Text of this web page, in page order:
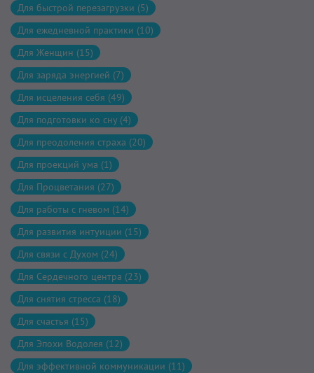
Для быстрой перезагрузки (5)
Для ежедневной практики (10)
Для Женщин (15)
Для заряда энергией (7)
Для исцеления себя (49)
Для подготовки ко сну (4)
Для преодоления страха (20)
Для проекций ума (1)
Для Процветания (27)
Для работы с гневом (14)
Для развития интуиции (15)
Для связи с Духом (24)
Для Сердечного центра (23)
Для снятия стресса (18)
Для счастья (15)
Для Эпохи Водолея (12)
Для эффективной коммуникации (11)